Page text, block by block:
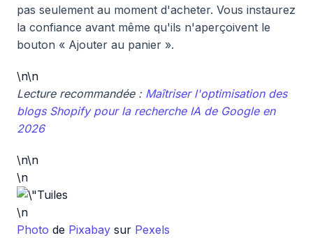
pas seulement au moment d'acheter. Vous instaurez
la confiance avant même qu'ils n'aperçoivent le
bouton « Ajouter au panier ».
\n\n
Lecture recommandée : Maîtriser l'optimisation des
blogs Shopify pour la recherche IA de Google en
2026
\n\n
\n
\n
Photo de Pixabay sur Pexels